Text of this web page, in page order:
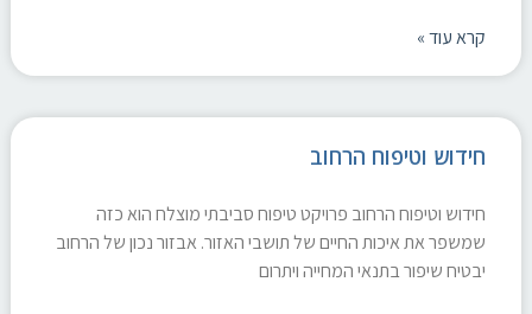
קרא עוד »
חידוש וטיפוח הרחוב
חידוש וטיפוח הרחוב פרויקט טיפוח סביבתי מוצלח הוא כזה
שמשפר את איכות החיים של תושבי האזור. אבזור נכון של הרחוב
יבטיח שיפור בתנאי המחייה ויתרום